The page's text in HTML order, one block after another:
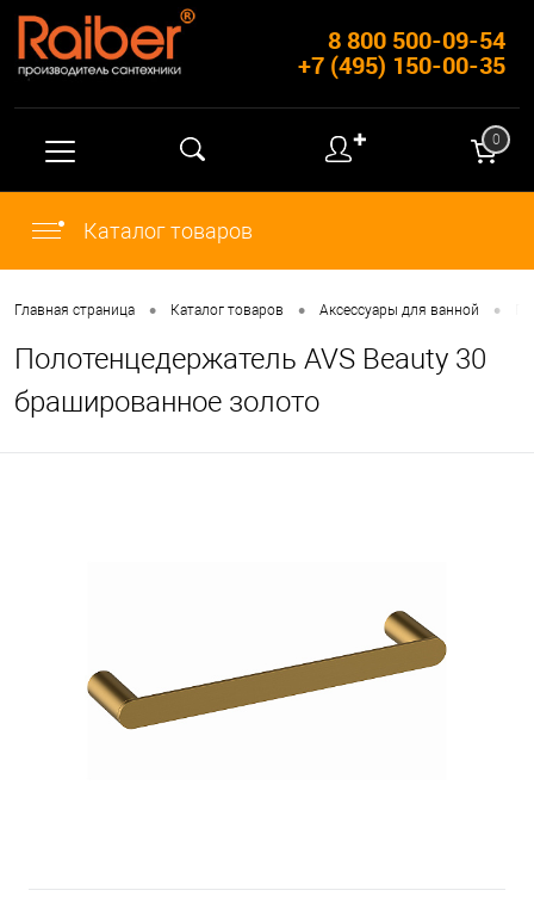
8 800 500-09-54
+7 (495) 150-00-35
✚ 0
Каталог товаров
Главная страница • Каталог товаров • Аксессуары для ванной •
Полотенцедержатель AVS Beauty 30
брашированное золото